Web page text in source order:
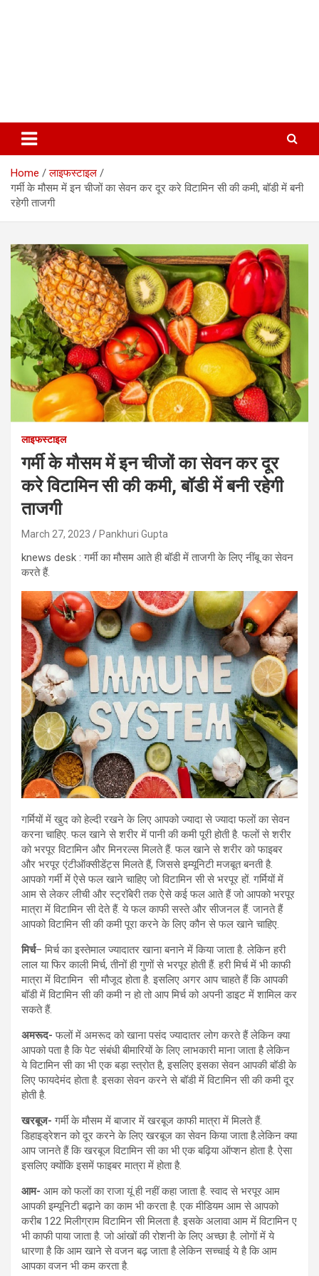
Home
लाइफस्टाइल
गर्मी के मौसम में इन चीजों का सेवन कर दूर करे विटामिन सी की कमी, बॉडी में बनी
रहेगी ताजगी
लाइफस्टाइल
गर्मी के मौसम में इन चीजों का सेवन कर दूर
करे विटामिन सी की कमी, बॉडी में बनी रहेगी
ताजगी
March 27, 2023 Pankhuri Gupta
knews desk : गर्मी का मौसम आते ही बॉडी में ताजगी के लिए नींबू का सेवन
करते हैं.
गर्मियों में खुद को हेल्दी रखने के लिए आपको ज्यादा से ज्यादा फलों का सेवन
करना चाहिए. फल खाने से शरीर में पानी की कमी पूरी होती है. फलों से शरीर
को भरपूर विटामिन और मिनरल्स मिलते हैं. फल खाने से शरीर को फाइबर
और भरपूर एंटीऑक्सीडेंट्स मिलते हैं, जिससे इम्यूनिटी मजबूत बनती है.
आपको गर्मी में ऐसे फल खाने चाहिए जो विटामिन सी से भरपूर हों. गर्मियों में
आम से लेकर लीची और स्ट्रॉबेरी तक ऐसे कई फल आते हैं जो आपको भरपूर
मात्रा में विटामिन सी देते हैं. ये फल काफी सस्ते और सीजनल हैं. जानते हैं
आपको विटामिन सी की कमी पूरा करने के लिए कौन से फल खाने चाहिए.
मिर्च– मिर्च का इस्तेमाल ज्यादातर खाना बनाने में किया जाता है. लेकिन हरी
लाल या फिर काली मिर्च, तीनों ही गुणों से भरपूर होती हैं. हरी मिर्च में भी काफी
मात्रा में विटामिन सी मौजूद होता है. इसलिए अगर आप चाहते हैं कि आपकी
बॉडी में विटामिन सी की कमी न हो तो आप मिर्च को अपनी डाइट में शामिल कर
सकते हैं.
अमरूद-फलों में अमरूद को खाना पसंद ज्यादातर लोग करते हैं लेकिन क्या
आपको पता है कि पेट संबंधी बीमारियों के लिए लाभकारी माना जाता है लेकिन
ये विटामिन सी का भी एक बड़ा स्त्रोत है, इसलिए इसका सेवन आपकी बॉडी के
लिए फायदेमंद होता है. इसका सेवन करने से बॉडी में विटामिन सी की कमी दूर
होती है.
खरबूज-गर्मी के मौसम में बाजार में खरबूज काफी मात्रा में मिलते हैं.
डिहाइड्रेशन को दूर करने के लिए खरबूज का सेवन किया जाता है.लेकिन क्या
आप जानते हैं कि खरबूज विटामिन सी का भी एक बढ़िया ऑप्शन होता है. ऐसा
इसलिए क्योंकि इसमें फाइबर मात्रा में होता है.
आम- आम को फलों का राजा यूं ही नहीं कहा जाता है. स्वाद से भरपूर आम
आपकी इम्यूनिटी बढ़ाने का काम भी करता है. एक मीडियम आम से आपको
करीब 122 मिलीग्राम विटामिन सी मिलता है. इसके अलावा आम में विटामिन ए
भी काफी पाया जाता है. जो आंखों की रोशनी के लिए अच्छा है. लोगों में ये
धारणा है कि आम खाने से वजन बढ़ जाता है लेकिन सच्चाई ये है कि आम
आपका वजन भी कम करता है.